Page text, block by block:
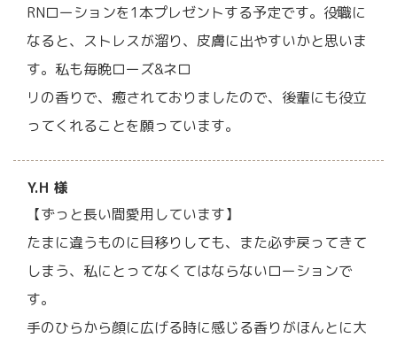
RNローションを1本プレゼントする予定です。役職に
なると、ストレスが溜り、皮膚に出やすいかと思いま
す。私も毎晩ローズ&ネロ
リの香りで、癒されておりましたので、後輩にも役立
ってくれることを願っています。
Y.H 様
【ずっと長い間愛用しています】
たまに違うものに目移りしても、また必ず戻ってきて
しまう、私にとってなくてはならないローションで
す。
手のひらから顔に広げる時に感じる香りがほんとに大